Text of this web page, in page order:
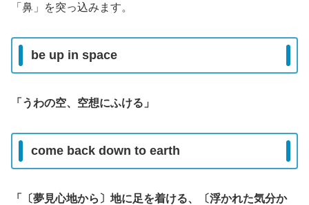
「鼻」を突っ込みます。
be up in space
「うわの空、空想にふける」
come back down to earth
「〔夢見心地から〕地に足を着ける、〔浮かれた気分か